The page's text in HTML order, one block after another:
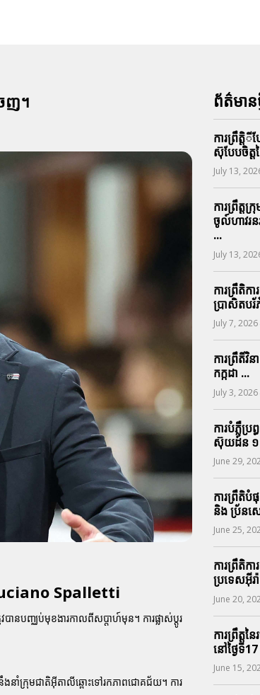
ញ។
Luciano Spalletti
បានបញ្ឈប់មុខងារកាលពីសប្តាហ៍មុន។ ការផ្លាស់ប្តូរ
នាំក្រុមជាតិអ៊ីតាលីឆ្ពោះទៅរកភាពជោគជ័យ។ ការ
ព័ត៌មាន
ការព្រឹតិ្
ស៊ុបែបចិត្
July 13,
ការព្រឹត្តក្
ចូល៍ហាវរ
...
July 13,
ការព្រឹតិក
ប្រាសិតប
July 7, 2026
ការព្រឹតិ៍វិ
កក្កដា ...
July 3, 2026
ការបំភ្លឺប្
ស៊ុយដ៍ន​ ១
June 29,
ការព្រឹតិបំ
និង ប្រ័នស
June 25,
ការព្រឹតិក
ប្រទេសអ៊ីរ៉
June 20,
ការព្រឹត្ត
នៅថ្ងៃទី
June 15,